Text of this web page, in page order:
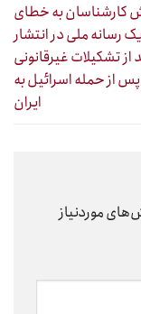
کارشناسان به خطای
رسانه ملی در انتشار
از تشکیلات غیرقانونی
از حمله اسرائیل به
ایران
موردنیاز